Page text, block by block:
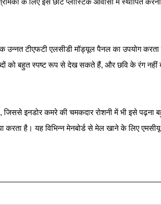
के लिए इसे छोटे प्लास्टिक आवासों में स्थापित
टीएफटी एलसीडी मॉड्यूल पैनल का उपयोग
को बहुत स्पष्ट रूप से देख सकते हैं, और छवि के रंग नहीं
इनडोर कमरे की चमकदार रोशनी में भी इसे
करता है। यह विभिन्न मेनबोर्ड से मेल खाने के लिए